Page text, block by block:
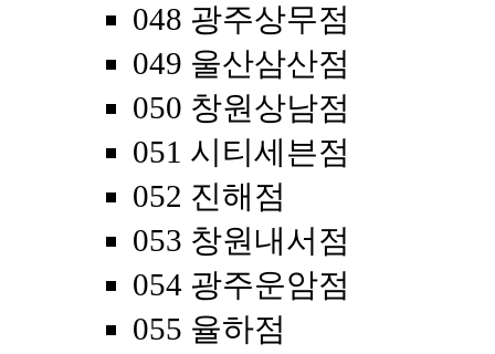
048 광주상무점
049 울산삼산점
050 창원상남점
051 시티세븐점
052 진해점
053 창원내서점
054 광주운암점
055 율하점